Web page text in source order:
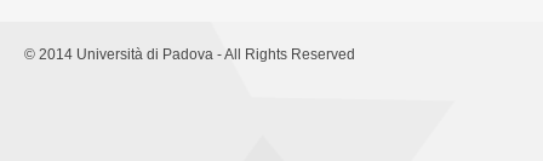
© 2014 Università di Padova - All Rights Reserved